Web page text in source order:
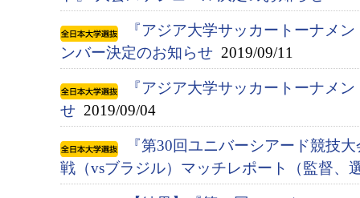
『アジア大学サッカートーナメ
ンバー決定のお知らせ 2019/09/11
『アジア大学サッカートーナメ
せ 2019/09/04
『第30回ユニバーシアード競技
戦（vsブラジル）マッチレポート（監督、